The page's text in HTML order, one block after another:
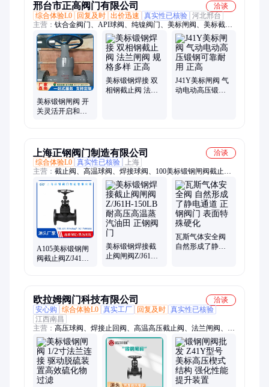
邢台市正高阀门有限公司
洽谈
综合体验L0
回复及时 出价迅速 真实性已核验 河北邢台
主营： 钛合金阀门、API球阀、纯镍阀门、美标闸阀、美标截止
阀、美标止回阀、美标球阀、API闸阀、锆合金阀门、因科镍阀
门、蒙乃尔阀门、巴氏合金阀门
美标锻钢闸阀 开
关灵活开启和关
美标锻钢焊接 双
相钢截止阀 法兰
J41Y美标闸阀 气
动电动高压锻钢
上海正钢阀门制造有限公司
洽谈
综合体验L0 真实性已核验
上海
主营： 截止阀、高温球阀、焊接球阀、100美标锻钢闸阀截止
阀、电动球阀、蒸汽球阀、燃气球阀、排污球阀、中压球阀、氢
气球阀、丝扣球阀、氨气球阀、陶瓷球阀、手动球阀、法兰球
阀、驱动装置、化工球阀、四通球阀、铸铁球阀、锅炉球阀、耐
磨球阀、衬氟球阀、煤气球阀、铸钢球阀、正钢阀门、氧气球阀
A105美标锻钢闸
阀截止阀Z/J41H-
美标锻钢焊接截
止阀闸阀Z/J61H-
瓦斯气体安全阀
自然形成了静电
欧拉姆阀门科技有限公司
洽谈
安心购
综合体验L0 真实工厂 回复及时 真实性已核验
江西南昌
主营： 高压球阀、焊接止回阀、高温高压截止阀、法兰闸阀、锻
钢闸阀、不锈钢闸阀、高压闸阀、高温闸阀、锻钢球阀、锻钢截
止阀、锻钢止回阀、不锈钢球阀、高温球阀、低温球阀、不锈钢
截止阀、高压截止阀、高温截止阀、低温截止阀、不锈钢止回
阀、高压止回阀、高温止回阀、低温止回阀